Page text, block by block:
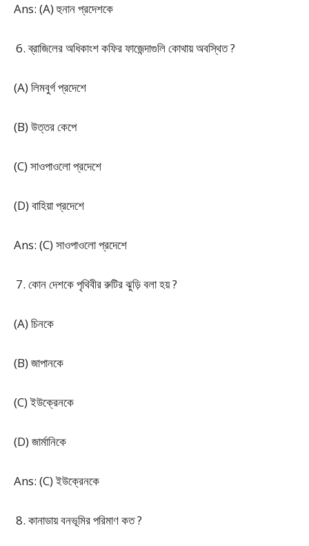
Ans: (A) হুনান প্রদেশকে
ব্রাজিলের অধিকাংশ কফির ফাজেন্দাগুলি কোথায় অবস্থিত ?
(A) লিমবুর্গ প্রদেশে
(B) উত্তর কেপে
(C) সাওপাওলো প্রদেশে
(D) বাহিয়া প্রদেশে
Ans: (C) সাওপাওলো প্রদেশে
কোন দেশকে পৃথিবীর রুটির ঝুড়ি বলা হয় ?
(A) চিনকে
(B) জাপানকে
(C) ইউক্রেনকে
(D) জার্মানিকে
Ans: (C) ইউক্রেনকে
কানাডায় বনভূমির পরিমাণ কত ?